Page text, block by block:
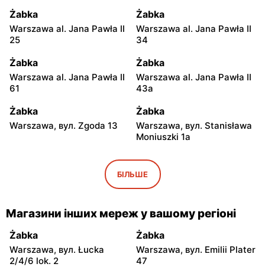
Żabka
Warszawa al. Jana Pawła II
25
Żabka
Warszawa al. Jana Pawła II
34
Żabka
Warszawa al. Jana Pawła II
61
Żabka
Warszawa al. Jana Pawła II
43a
Żabka
Warszawa, вул. Zgoda 13
Żabka
Warszawa, вул. Stanisława
Moniuszki 1a
Świętokrzyska 0 Stacja
Żabka
Warszawa, вул.
Grzybowska 5
Żabka
Łódź, вул. Żurawia 14
Żabka
Warszawa, вул. Żurawia 18
Żabka Żabka
БІЛЬШЕ
Магазини інших мереж у вашому регіоні
Żabka
Warszawa, вул. Łucka
2/4/6 lok. 2
Żabka
Warszawa, вул. Emilii Plater
47